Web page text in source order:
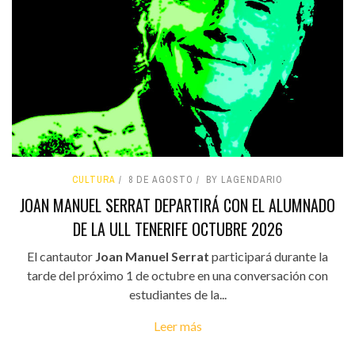
CULTURA 8 DE AGOSTO BY LAGENDARIO
JOAN MANUEL SERRAT DEPARTIRÁ CON EL ALUMNADO
DE LA ULL TENERIFE OCTUBRE 2026
El cantautor Joan Manuel Serrat participará durante la
tarde del próximo 1 de octubre en una conversación con
estudiantes de la...
Leer más